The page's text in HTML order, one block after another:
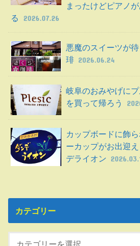
まったけどピアノ
る
2026.07.26
悪魔のスイーツが
琲 2026.06.24
岐阜のおみやげに
を買って帰ろう
カップボードに飾
ーカップがお出迎
デライオン
カテゴリー